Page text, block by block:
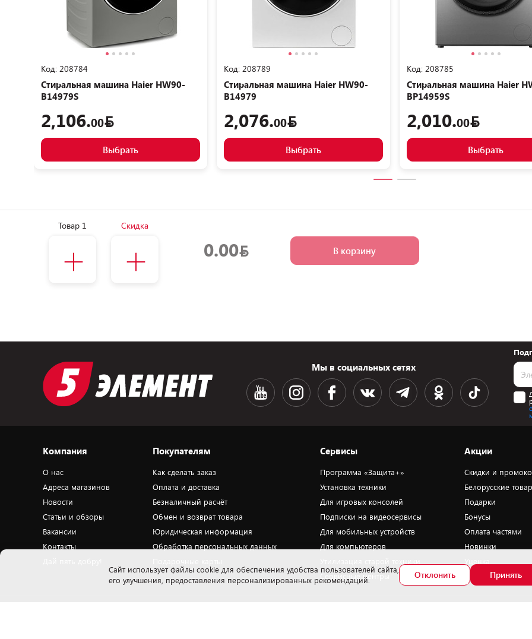
Код: 208784
Стиральная машина Haier HW90-
B14979S
2,106.00
Выбрать
Код: 208789
Стиральная машина Haier HW90-
B14979
2,076.00
Выбрать
Код: 208785
Стиральная машина Haier
BP14959S
2,010.00
Выбрать
Товар 1 Скидка
0.00 В корзину
Мы в социальных сетях
Компания
О нас
Адреса магазинов
Новости
Статьи и обзоры
Вакансии
Контакты
Покупателям
Как сделать заказ
Оплата и доставка
Безналичный расчёт
Обмен и возврат товара
Юридическая информация
Обработка персональных данных
Сервисы
Программа «Защита+»
Установка техники
Для игровых консолей
Подписки на видеосервисы
Для мобильных устройств
Для компьютеров
Сервисные центры
Акции
Скидки и
Белорусские
Подарки
Бонусы
Оплата частями
Новинки
Cайт использует файлы cookie для обеспечения удобства пользователей сайта,
его улучшения, предоставления персонализированных рекомендаций.
Отклонить Принять